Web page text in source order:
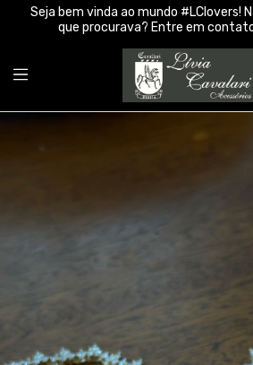
Seja bem vinda ao mundo #LClovers!
que procurava? Entre em